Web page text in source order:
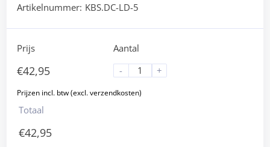
Artikelnummer: KBS.DC-LD-5
Prijs
€42,95
Aantal
-
+
Totaal
€42,95